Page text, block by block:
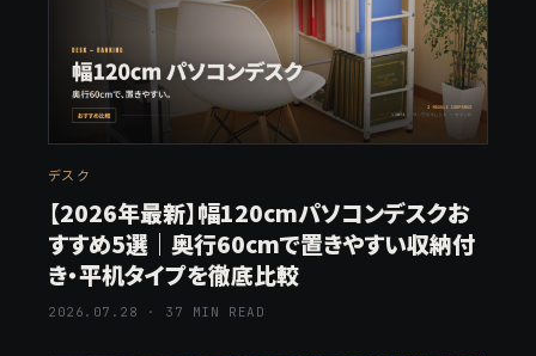
デスク
【2026年最新】幅120cmパソコンデスクお
すすめ5選｜奥行60cmで置きやすい収納付
き・平机タイプを徹底比較
2026.07.28 · 37 MIN READ